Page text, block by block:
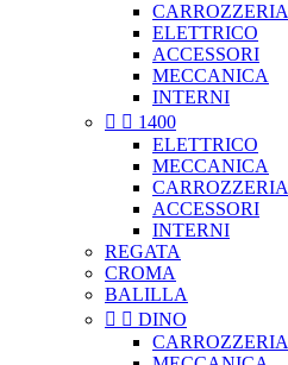
CARROZZERIA
ELETTRICO
ACCESSORI
MECCANICA
INTERNI
  1400
ELETTRICO
MECCANICA
CARROZZERIA
ACCESSORI
INTERNI
REGATA
CROMA
BALILLA
  DINO
CARROZZERIA